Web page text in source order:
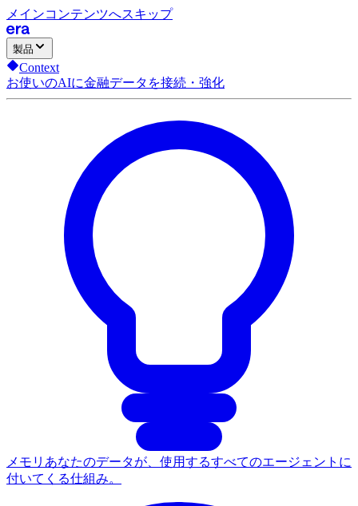
メインコンテンツへスキップ
製品
Context
お使いのAIに金融データを接続・強化
メモリ あなたのデータが、使用するすべてのエージェントに
付いてくる仕組み。